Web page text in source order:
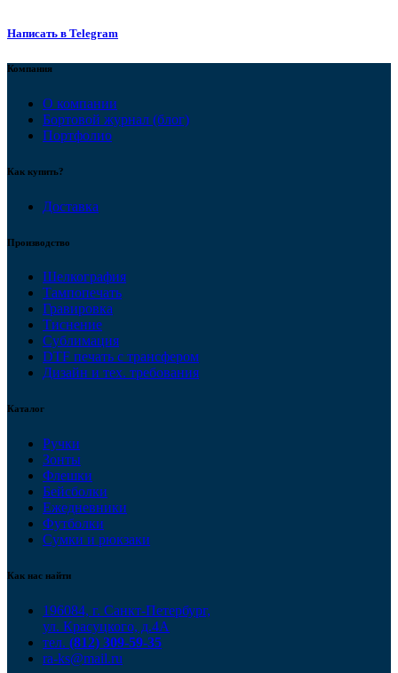
Написать в Telegram
Компания
О компании
Бортовой журнал (блог)
Портфолио
Как купить?
Доставка
Производство
Шелкография
Тампопечать
Гравировка
Тиснение
Сублимация
DTF печать с трансфером
Дизайн и тех. требования
Каталог
Ручки
Зонты
Флешки
Бейсболки
Ежедневники
Футболки
Сумки и рюкзаки
Как нас найти
196084, г. Санкт-Петербург,
ул. Красуцкого, д.4А
тел. (812) 309-59-35
ra-ks@mail.ru